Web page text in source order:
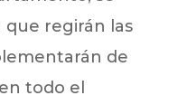
regirán las
de
todo el